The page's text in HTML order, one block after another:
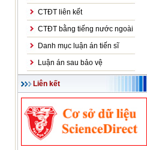
CTĐT liên kết
CTĐT bằng tiếng nước ngoài
Danh mục luận án tiến sĩ
Luận án sau bảo vệ
Liên kết